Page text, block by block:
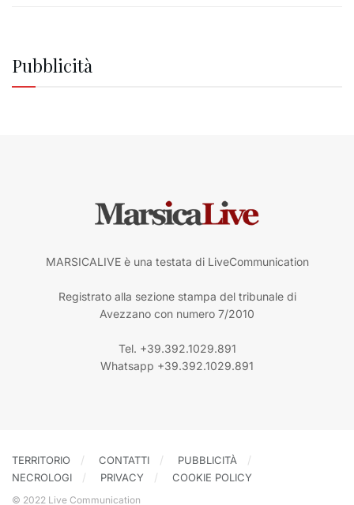
Pubblicità
MARSICALIVE è una testata di LiveCommunication
Registrato alla sezione stampa del tribunale di
Avezzano con numero 7/2010
Tel. +39.392.1029.891
Whatsapp +39.392.1029.891
TERRITORIO CONTATTI
PUBBLICITÀ
NECROLOGI
PRIVACY COOKIE POLICY
© 2022 Live Communication